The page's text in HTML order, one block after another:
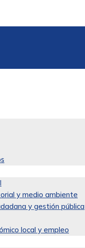
y medio ambiente
y gestión pública
local y empleo